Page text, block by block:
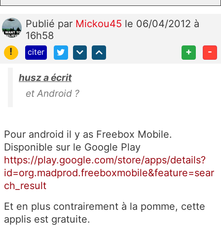
Publié par Mickou45 le 06/04/2012 à
16h58
!
citer + -
husz a écrit
et Android ?
Pour android il y as Freebox Mobile.
Disponible sur le Google Play
https://play.google.com/store/apps/details?
id=org.madprod.freeboxmobile&feature=sear
ch_result
Et en plus contrairement à la pomme, cette
applis est gratuite.